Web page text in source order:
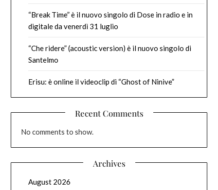
“Break Time” è il nuovo singolo di Dose in radio e in
digitale da venerdì 31 luglio
“Che ridere” (acoustic version) è il nuovo singolo di
Santelmo
Erisu: è online il videoclip di “Ghost of Ninive”
Recent Comments
No comments to show.
Archives
August 2026